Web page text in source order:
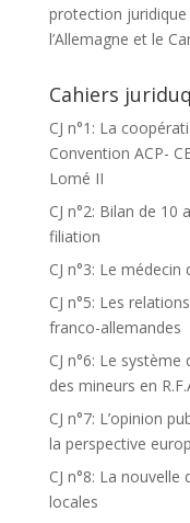
protection
l’Allemagne et le
Cahiers
CJ n°1: La
Convention ACP-
Lomé II
CJ n°2: Bilan de 10
filiation
CJ n°3: Le
CJ n°5: Les
franco-allemandes
CJ n°6: Le
des mineurs en
CJ n°7: L’opinion
la perspective
CJ n°8: La
locales